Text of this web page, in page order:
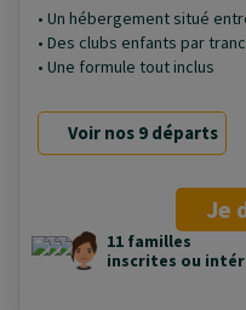
• Un hébergement situé
• Des clubs enfants par
• Une formule tout inclus
Voir nos 9 départs
Je
11 familles
inscrites ou